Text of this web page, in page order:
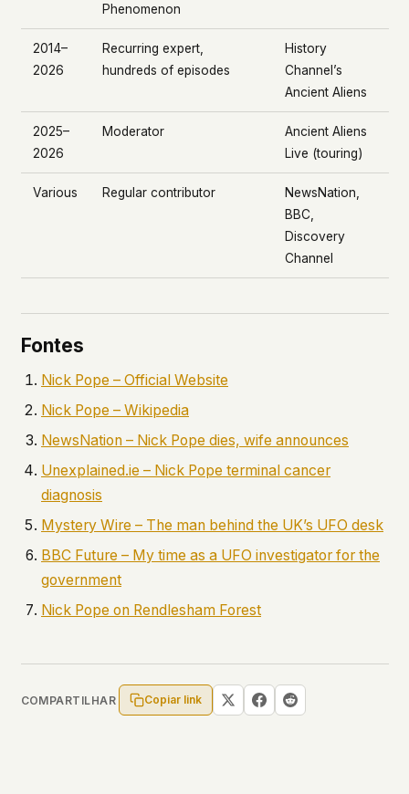
Phenomenon
2014–
2026
Recurring expert,
hundreds of episodes
History
Channel’s
Ancient Aliens
2025–
2026
Moderator
Ancient Aliens
Live (touring)
Various Regular contributor
NewsNation,
BBC,
Discovery
Channel
Fontes
Nick Pope – Official Website
Nick Pope – Wikipedia
NewsNation – Nick Pope dies, wife announces
Unexplained.ie – Nick Pope terminal cancer
diagnosis
Mystery Wire – The man behind the UK’s UFO desk
BBC Future – My time as a UFO investigator for the
government
Nick Pope on Rendlesham Forest
COMPARTILHAR Copiar link